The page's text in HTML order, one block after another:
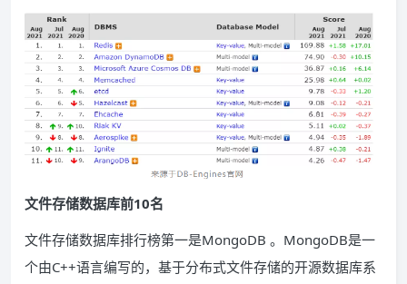
文件存储数据库前10名
文件存储数据库排行榜第一是MongoDB 。MongoDB是一
个由C++语言编写的，基于分布式文件存储的开源数据库系